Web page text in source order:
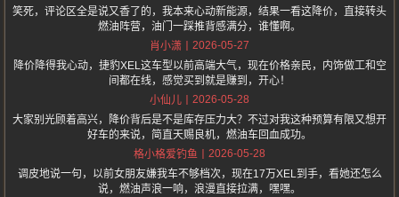
笑死，评论区全是说又香了的，我本来心动新能源，结果一看这降价，直接转头
燃油阵营，油门一踩推背感满分，谁懂啊。
肖小潇
2026-05-27
降价降得我心动，捷豹XEL这车型以前高端大气，现在价格亲民，内饰做工和空
间都在线，感觉买到就是赚到，开心！
小仙儿
2026-05-28
大家别光顾着高兴，降价背后是不是库存压力大？不过对我这种预算有限又想开
好车的来说，简直天赐良机，燃油车回血成功。
格小格爱钓鱼
2026-05-28
调皮地说一句，以前女朋友嫌我车不够档次，现在17万XEL到手，看她还怎么
说，燃油声浪一响，浪漫直接拉满，嘿嘿。